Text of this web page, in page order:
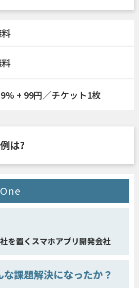
+ 99円／チケット1枚
は?
を置くスマホアプリ開発会社
課題解決になったか？